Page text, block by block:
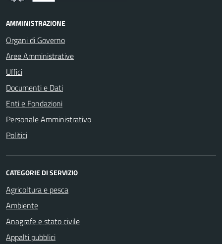
AMMINISTRAZIONE
Organi di Governo
Aree Amministrative
Uffici
Documenti e Dati
Enti e Fondazioni
Personale Amministrativo
Politici
CATEGORIE DI SERVIZIO
Agricoltura e pesca
Ambiente
Anagrafe e stato civile
Appalti pubblici